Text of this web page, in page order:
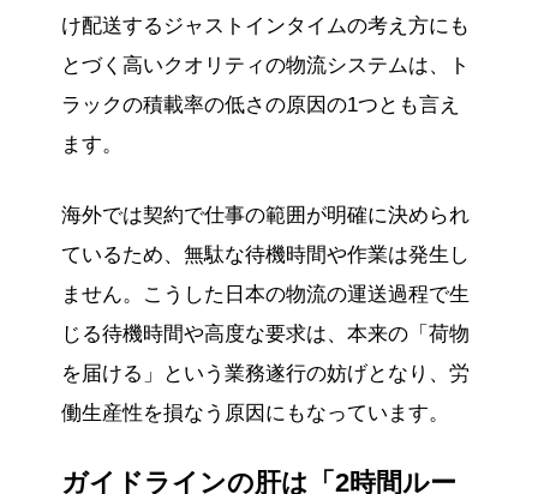
け配送するジャストインタイムの考え方にも
とづく高いクオリティの物流システムは、ト
ラックの積載率の低さの原因の1つとも言え
ます。
海外では契約で仕事の範囲が明確に決められ
ているため、無駄な待機時間や作業は発生し
ません。こうした日本の物流の運送過程で生
じる待機時間や高度な要求は、本来の「荷物
を届ける」という業務遂行の妨げとなり、労
働生産性を損なう原因にもなっています。
ガイドラインの肝は「2時間ルー